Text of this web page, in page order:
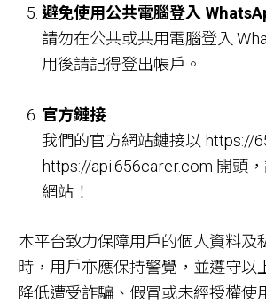
避免使用公共電腦登入
請勿在公共或共用電腦登入
用後請記得登出帳戶。
官方鏈接
我們的官方網站鏈接以 https://
https://api.656carer.com 開頭
網站！
本平台致力保障用戶的個人資料及
時，用戶亦應保持警覺，並遵守以
降低遭受詐騙、假冒或未經授權使